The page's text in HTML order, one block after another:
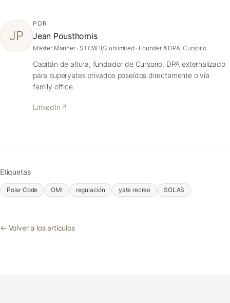
JP
POR
Jean Pousthomis
Master Mariner · STCW II/2 unlimited · Founder & DPA, Cursorio
Capitán de altura, fundador de Cursorio. DPA externalizado
para superyates privados poseídos directamente o vía
family office.
LinkedIn ↗
Etiquetas
Polar Code OMI regulación yate recreo SOLAS
← Volver a los artículos